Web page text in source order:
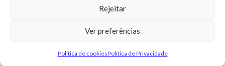
Rejeitar
Ver preferências
Política de cookiesPolítica de Privacidade
Minha conta
© Copyright - Displatec . Design Zona Zero Inteligência Digital .